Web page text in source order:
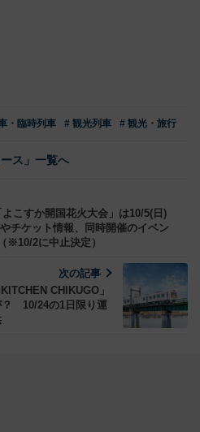
・臨時列車 # 観光列車 # 観光・旅行
ース」一覧へ
こすか開国花火大会」は10/5(日)
チケット情報、同時開催のイベン
※10/2に中止決定）
次の記事
CHIKUGO」
？ 10/24の1日限り運